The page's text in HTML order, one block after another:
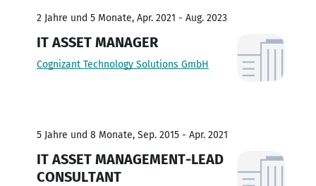
2 Jahre und 5 Monate, Apr. 2021 - Aug. 2023
IT ASSET MANAGER
Cognizant Technology Solutions GmbH
5 Jahre und 8 Monate, Sep. 2015 - Apr. 2021
IT ASSET MANAGEMENT-LEAD
CONSULTANT